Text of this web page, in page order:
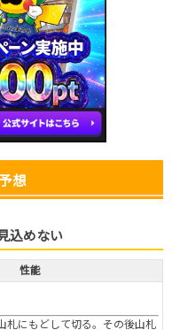
想
込めない
性能
札にもどして切る。その後山札